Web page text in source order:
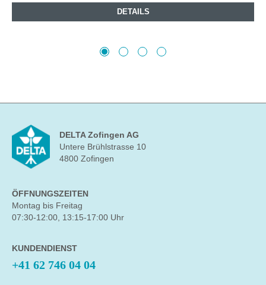
DETAILS
DELTA Zofingen AG
Untere Brühlstrasse 10
4800 Zofingen
ÖFFNUNGSZEITEN
Montag bis Freitag
07:30-12:00, 13:15-17:00 Uhr
KUNDENDIENST
+41 62 746 04 04